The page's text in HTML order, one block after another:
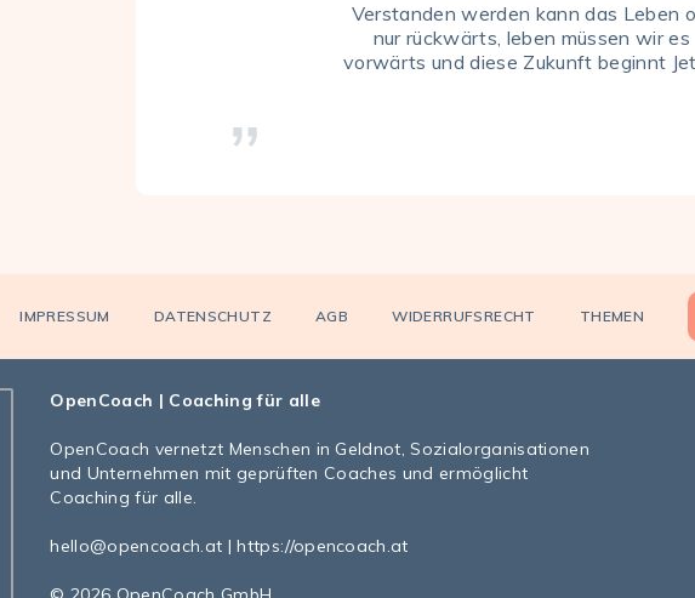
Verstanden werden kann das Leben
nur rückwärts, leben müssen wir es
vorwärts und diese Zukunft beginnt
IMPRESSUM DATENSCHUTZ AGB WIDERRUFSRECHT THEMEN
OpenCoach | Coaching für alle
OpenCoach vernetzt Menschen in Geldnot, Sozialorganisationen
und Unternehmen mit geprüften Coaches und ermöglicht
Coaching für alle.
hello@opencoach.at |https://opencoach.at